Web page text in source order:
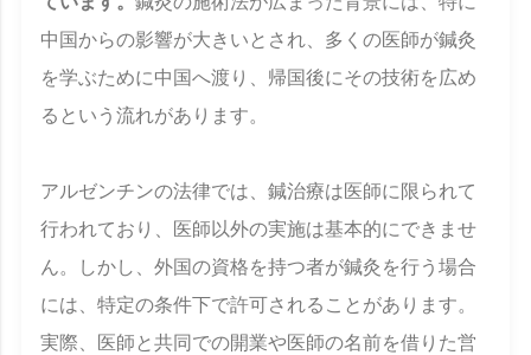
中国からの影響が大きいとされ、多くの医師が鍼灸
を学ぶために中国へ渡り、帰国後にその技術を広め
るという流れがあります。
アルゼンチンの法律では、鍼治療は医師に限られて
行われており、医師以外の実施は基本的にできませ
ん。しかし、外国の資格を持つ者が鍼灸を行う場合
には、特定の条件下で許可されることがあります。
実際、医師と共同での開業や医師の名前を借りた営